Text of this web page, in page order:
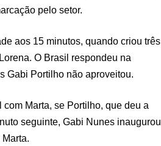
pelo setor.
aos 15 minutos, quando criou três
O Brasil respondeu na
Gabi Portilho não aproveitou.
Marta, se Portilho, que deu a
seguinte, Gabi Nunes inaugurou